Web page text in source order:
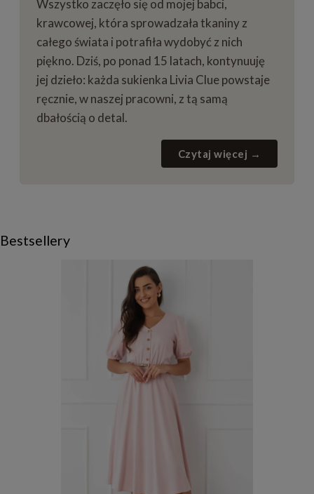
Wszystko zaczęło się od mojej babci,
krawcowej, która sprowadzała tkaniny z
całego świata i potrafiła wydobyć z nich
piękno. Dziś, po ponad 15 latach, kontynuuję
jej dzieło: każda sukienka Livia Clue powstaje
ręcznie, w naszej pracowni, z tą samą
dbałością o detal.
Czytaj więcej →
Bestsellery